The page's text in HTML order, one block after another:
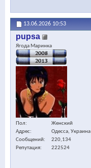
13.06.2026 10:53
pupsa
Ягода Маринка
Пол
Женский
Адрес
Одесса, Украина
Сообщений
220,134
Репутация
222524